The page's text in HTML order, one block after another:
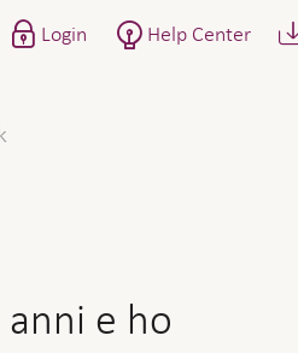
Login Help Center
e ho